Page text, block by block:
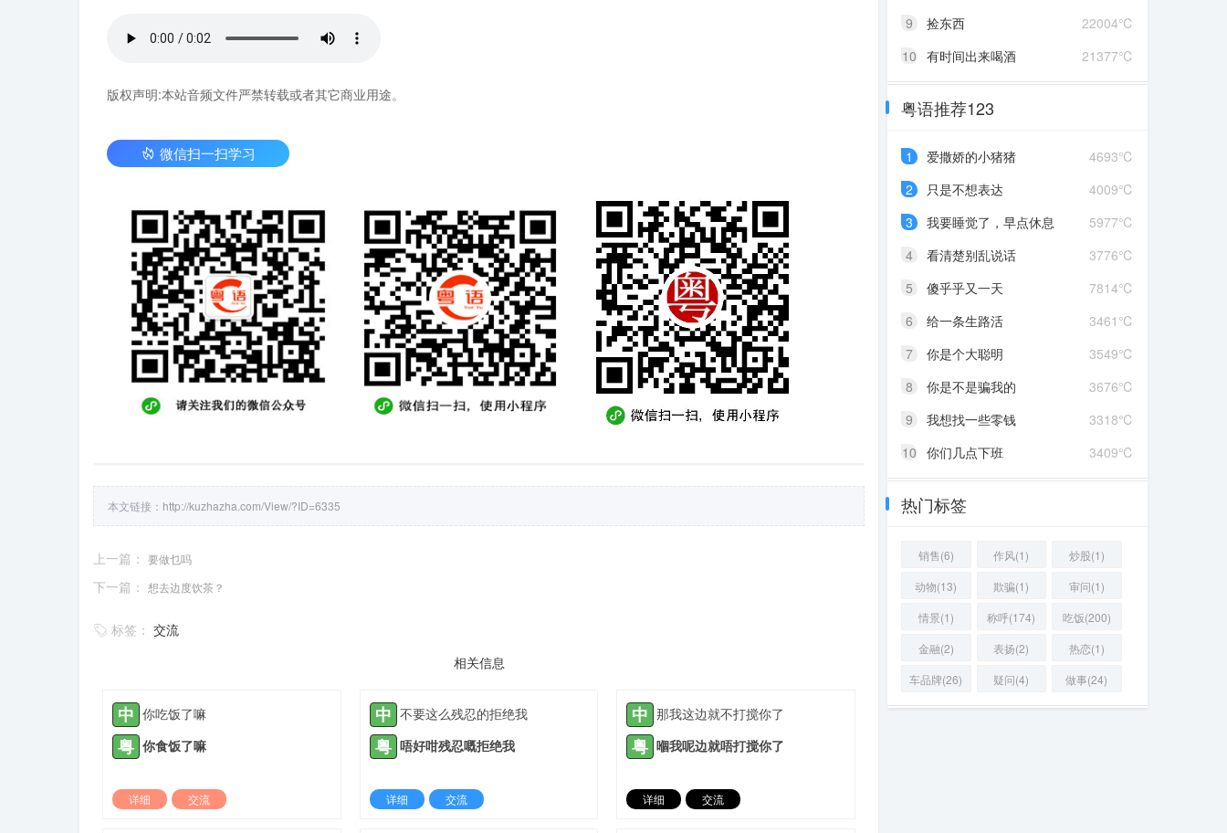
版权声明:本站音频文件严禁转载或者其它商业用途。
微信扫一扫学习
本文链接： http://kuzhazha.com/View/?ID=6335
上一篇： 要做乜吗
下一篇： 想去边度饮茶？
标签： 交流
相关信息
中 你吃饭了嘛
粤 你食饭了嘛
详细
交流
中 不要这么残忍的拒绝我
粤 唔好咁残忍嘅拒绝我
详细
交流
中 那我这边就不打搅你了
粤 嗰我呢边就唔打搅你了
详细
交流
22004℃
9
捡东西
21377℃
10 有时间出来喝酒
粤语推荐123
4693℃
1
爱撒娇的小猪猪
4009℃
2
只是不想表达
5977℃
3
我要睡觉了，早点休息
3776℃
4
看清楚别乱说话
7814℃
5
傻乎乎又一天
3461℃
6
给一条生路活
3549℃
7
你是个大聪明
3676℃
8
你是不是骗我的
3318℃
9
我想找一些零钱
3409℃
10 你们几点下班
热门标签
销售(6) 作风(1)
炒股(1)
动物(13)
欺骗(1)
审问(1)
情景(1)
称呼(174)
吃饭(200)
金融(2)
表扬(2)
热恋(1)
车品牌(26)
疑问(4) 做事(24)